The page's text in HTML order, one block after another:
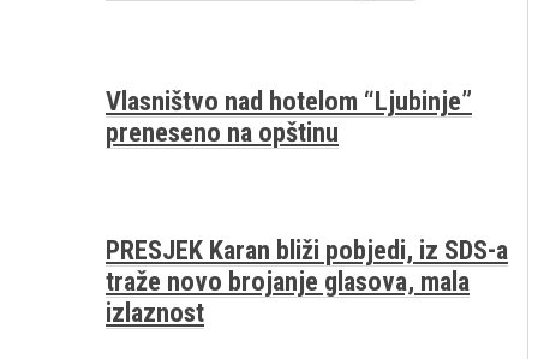
Vlasništvo nad hotelom “Ljubinje”
preneseno na opštinu
PRESJEK Karan bliži pobjedi, iz SDS-a
traže novo brojanje glasova, mala
izlaznost